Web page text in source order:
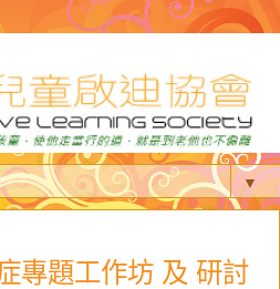
▼
專題工作坊 及 研討